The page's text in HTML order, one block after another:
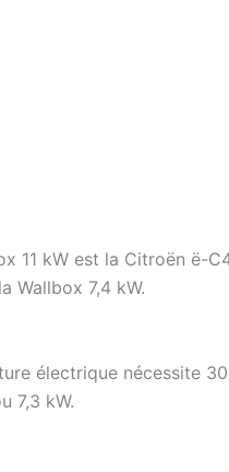
11 kW est la Citroën ë-
Wallbox 7,4 kW.
électrique nécessite
7,3 kW.